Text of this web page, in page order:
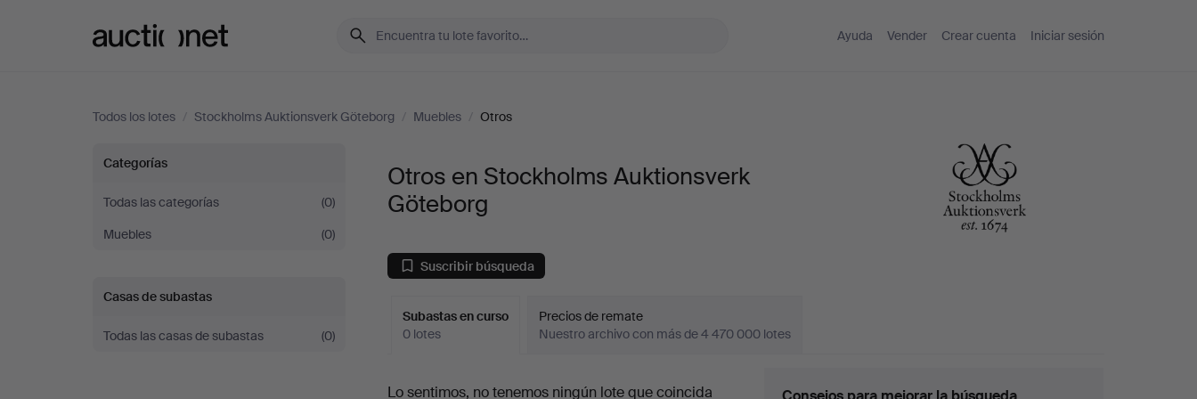
Ayuda Vender Crear cuenta Iniciar sesión
Todos los lotes / Stockholms Auktionsverk Göteborg / Muebles / Otros
Otros
en
Stockholms
Auktionsverk
Göteborg
Categorías
Todas las categorías
(0)
Muebles
(0)
Casas de subastas
Todas las casas de subastas (0)
Otros en Stockholms Auktionsverk
Göteborg
Suscribir búsqueda
Subastas en curso
0 lotes
Precios de remate
Nuestro archivo con más de 4 470 000 lotes
Subastas
Lo sentimos, no tenemos ningún lote que coincida